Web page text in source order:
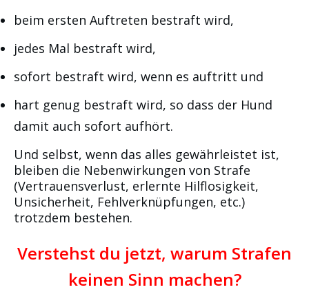
beim ersten Auftreten bestraft wird,
jedes Mal bestraft wird,
sofort bestraft wird, wenn es auftritt und
hart genug bestraft wird, so dass der Hund
damit auch sofort aufhört.
Und selbst, wenn das alles gewährleistet ist,
bleiben die Nebenwirkungen von Strafe
(Vertrauensverlust, erlernte Hilflosigkeit,
Unsicherheit, Fehlverknüpfungen, etc.)
trotzdem bestehen.
Verstehst du jetzt, warum Strafen
keinen Sinn machen?